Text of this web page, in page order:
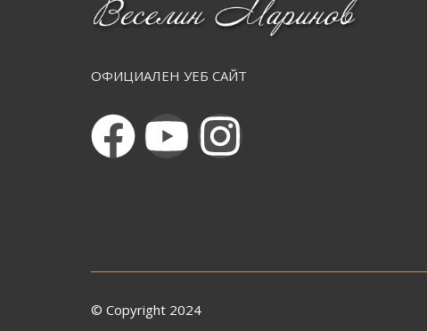
ОФИЦИАЛЕН УЕБ САЙТ
© Copyright 2024